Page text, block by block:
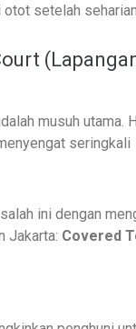
setelah
musuh utama.
seringkali
ini dengan
Jakarta: Covered